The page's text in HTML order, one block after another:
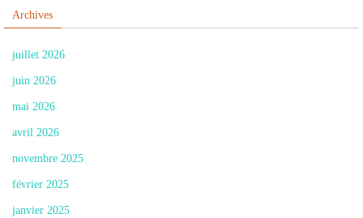
Archives
juillet 2026
juin 2026
mai 2026
avril 2026
novembre 2025
février 2025
janvier 2025